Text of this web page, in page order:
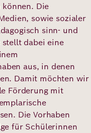
Die
sowie sozialer
sinn- und
dabei eine
aus, in denen
Damit möchten wir
Förderung mit
Die Vorhaben
für Schülerinnen